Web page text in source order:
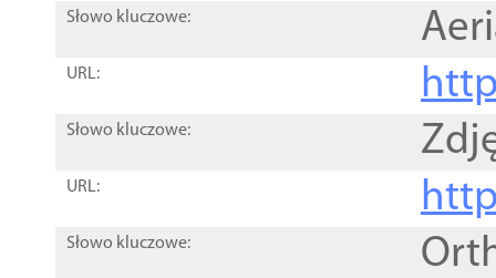
Słowo kluczowe:
URL:
Słowo kluczowe:
URL:
Słowo kluczowe: